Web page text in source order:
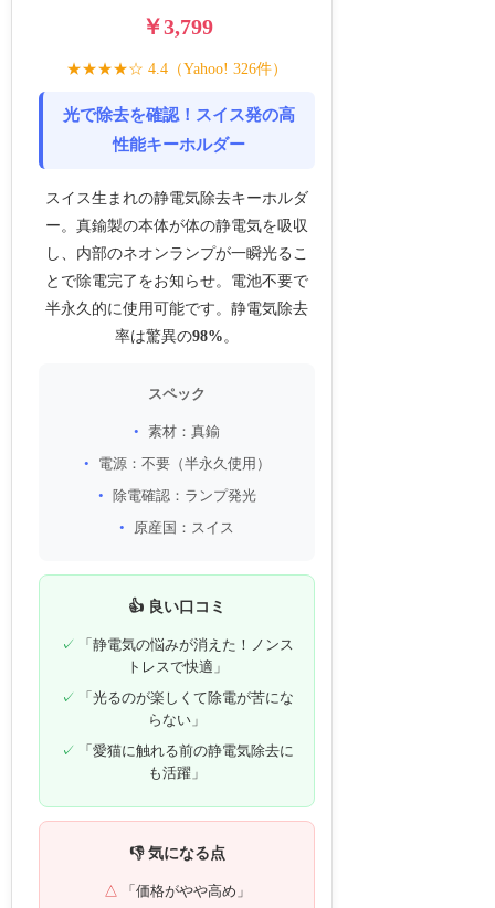
￥3,799
★★★★☆ 4.4（Yahoo! 326件）
光で除去を確認！スイス発の高
性能キーホルダー
スイス生まれの静電気除去キーホルダ
ー。真鍮製の本体が体の静電気を吸収
し、内部のネオンランプが一瞬光るこ
とで除電完了をお知らせ。電池不要で
半永久的に使用可能です。静電気除去
率は驚異の98%。
スペック
素材：真鍮
電源：不要（半永久使用）
除電確認：ランプ発光
原産国：スイス
👍 良い口コミ
「静電気の悩みが消えた！ノンス
トレスで快適」
「光るのが楽しくて除電が苦にな
らない」
「愛猫に触れる前の静電気除去に
も活躍」
👎 気になる点
「価格がやや高め」